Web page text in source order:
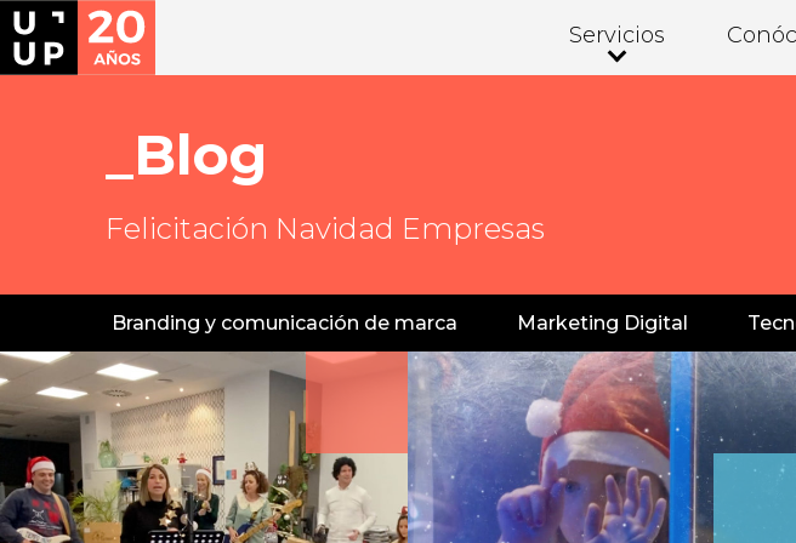
Servicios
Blog
Felicitación Navidad Empresas
Branding y comunicación de marca Marketing Digital